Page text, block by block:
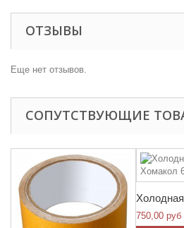
ОТЗЫВЫ
Еще нет отзывов.
СОПУТСТВУЮЩИЕ
750,00 руб